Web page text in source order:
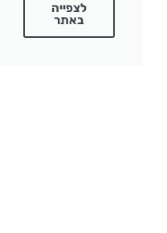
לצפייה
באתר